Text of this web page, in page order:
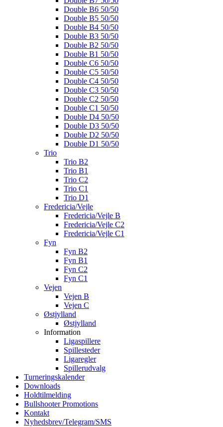
Double B6 50/50
Double B5 50/50
Double B4 50/50
Double B3 50/50
Double B2 50/50
Double B1 50/50
Double C6 50/50
Double C5 50/50
Double C4 50/50
Double C3 50/50
Double C2 50/50
Double C1 50/50
Double D4 50/50
Double D3 50/50
Double D2 50/50
Double D1 50/50
Trio
Trio B2
Trio B1
Trio C2
Trio C1
Trio D1
Fredericia/Vejle
Fredericia/Vejle B
Fredericia/Vejle C2
Fredericia/Vejle C1
Fyn
Fyn B2
Fyn B1
Fyn C2
Fyn C1
Vejen
Vejen B
Vejen C
Østjylland
Østjylland
Information
Ligaspillere
Spillesteder
Ligaregler
Spillerudvalg
Turneringskalender
Downloads
Holdtilmelding
Bullshooter Promotions
Kontakt
Nyhedsbrev/Telegram/SMS